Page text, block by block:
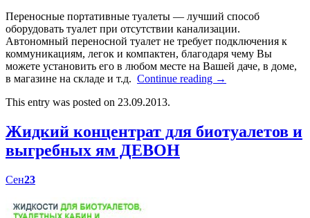
Переносные портативные туалеты — лучший способ
оборудовать туалет при отсутствии канализации.
Автономный переносной туалет не требует подключения к
коммуникациям, легок и компактен, благодаря чему Вы
можете установить его в любом месте на Вашей даче, в доме,
в магазине на складе и т.д. Continue reading →
This entry was posted on 23.09.2013.
Жидкий концентрат для биотуалетов и
выгребных ям ДЕВОН
Сен23